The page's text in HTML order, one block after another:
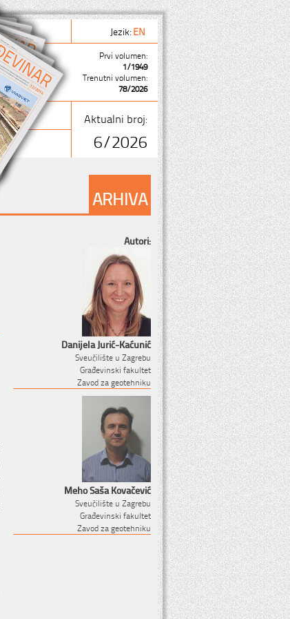
Jezik:EN
Prvi volumen:
1/1949
Trenutni volumen:
78/2026
Aktualni broj:
6/2026
ARHIVA
Autori:
Danijela Jurić-Kaćunić
Sveučilište u Zagrebu
Građevinski fakultet
Zavod za geotehniku
Meho Saša Kovačević
Sveučilište u Zagrebu
Građevinski fakultet
Zavod za geotehniku